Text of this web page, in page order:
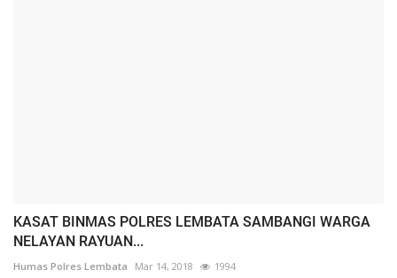
KASAT BINMAS POLRES LEMBATA SAMBANGI WARGA
NELAYAN RAYUAN...
Humas Polres Lembata Mar 14, 2018 1994